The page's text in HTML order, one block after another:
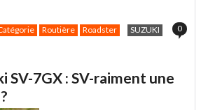
Routière Roadster SUZUKI 0
SV-7GX : SV-raiment une